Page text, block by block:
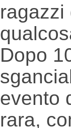
ragazzi
Dopo
evento
rara,